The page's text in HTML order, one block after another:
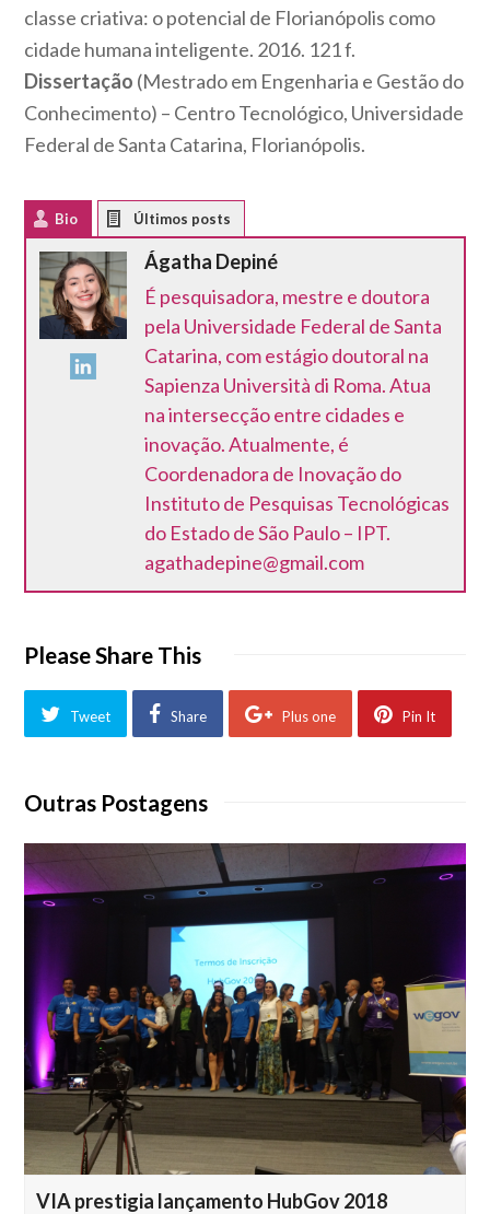
classe criativa: o potencial de Florianópolis como
cidade humana inteligente. 2016. 121 f.
Dissertação (Mestrado em Engenharia e Gestão do
Conhecimento) – Centro Tecnológico, Universidade
Federal de Santa Catarina, Florianópolis.
Bio
Ágatha Depiné
É pesquisadora, mestre e doutora
pela Universidade Federal de Santa
Catarina, com estágio doutoral na
Sapienza Università di Roma. Atua
na intersecção entre cidades e
inovação. Atualmente, é
Coordenadora de Inovação do
Instituto de Pesquisas Tecnológicas
do Estado de São Paulo – IPT.
agathadepine@gmail.com
Please Share This
Tweet Share Plus one Pin It
Outras Postagens
VIA prestigia lançamento HubGov 2018